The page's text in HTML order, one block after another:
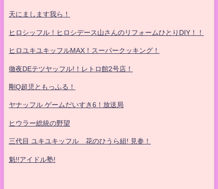
天にまします我ら！
ヒロシッフル！ヒロシデース山さんのリフォームひとりDIY！！
ヒロユキユキッフルMAX！スーパークッキング！
徹夜DEテツヤッフル!！レトロ館2号店！
剛Q超児ともっふる！
ヤナッフル ゲームだいすき6！放送局
ヒウラー総統の野望
三代目 ユキユキッフル 花のひうら組! 見参！
魁!!アイドル塾!